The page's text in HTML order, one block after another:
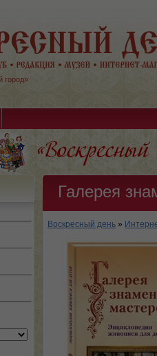
город»
Галерея
Воскресный день »